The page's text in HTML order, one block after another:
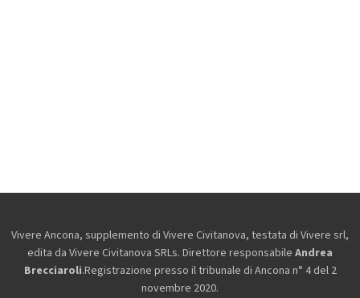
Vivere Ancona, supplemento di Vivere Civitanova, testata di Vivere srl,
edita da Vivere Civitanova SRLs. Direttore responsabile Andrea
Brecciaroli.Registrazione presso il tribunale di Ancona n° 4 del 2
novembre 2020.